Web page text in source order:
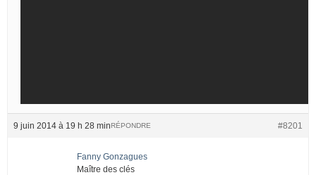
9 juin 2014 à 19 h 28 min #8201
RÉPONDRE
Fanny Gonzagues
Maître des clés